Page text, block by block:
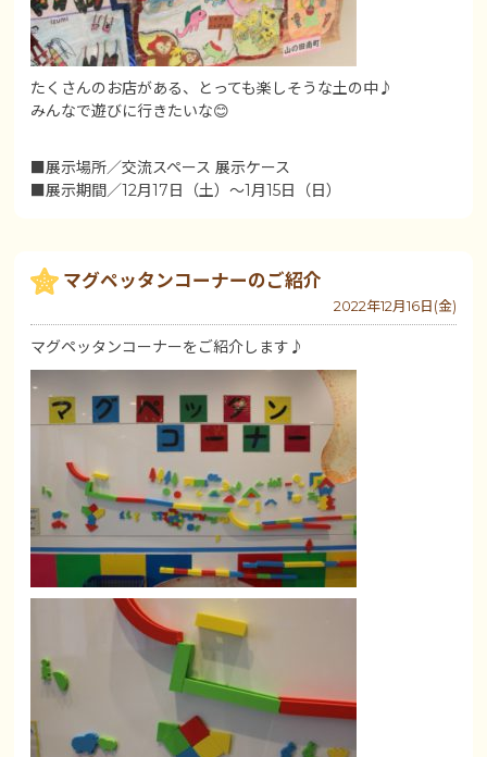
たくさんのお店がある、とっても楽しそうな土の中♪
みんなで遊びに行きたいな😊
■展示場所／交流スペース 展示ケース
■展示期間／12月17日（土）～1月15日（日）
マグペッタンコーナーのご紹介
2022年12月16日(金)
マグペッタンコーナーをご紹介します♪